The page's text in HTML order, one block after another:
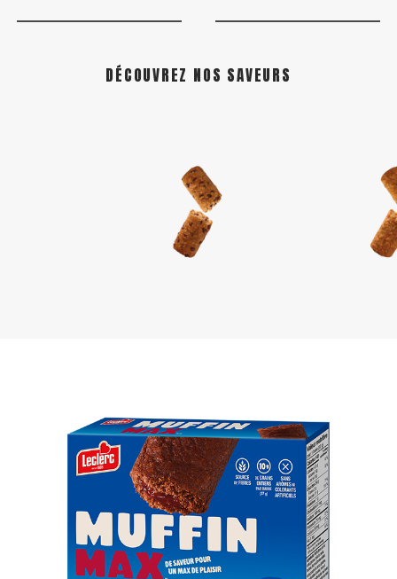
DÉCOUVREZ NOS SAVEURS